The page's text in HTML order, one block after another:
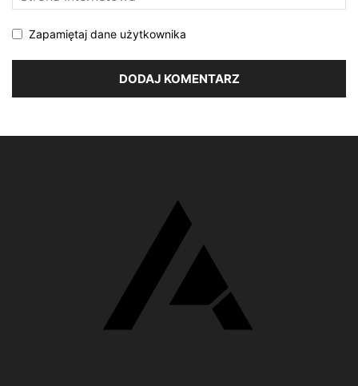
Zapamiętaj dane użytkownika